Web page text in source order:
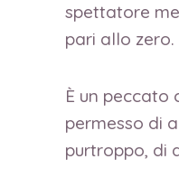
spettatore
pari allo zero.
È un peccato
permesso di
purtroppo, di